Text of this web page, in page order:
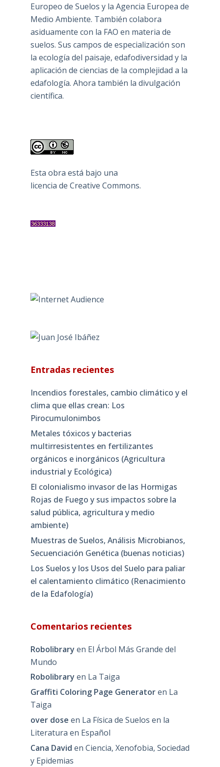
Europeo de Suelos y la Agencia Europea de
Medio Ambiente. También colabora
asiduamente con la FAO en materia de
suelos. Sus campos de especialización son
la ecología del paisaje, edafodiversidad y la
aplicación de ciencias de la complejidad a la
edafología. Ahora también la divulgación
científica.
Esta obra está bajo una
licencia de Creative Commons.
Entradas recientes
Incendios forestales, cambio climático y el
clima que ellas crean: Los
Pirocumulonimbos
Metales tóxicos y bacterias
multirresistentes en fertilizantes
orgánicos e inorgánicos (Agricultura
industrial y Ecológica)
El colonialismo invasor de las Hormigas
Rojas de Fuego y sus impactos sobre la
salud pública, agricultura y medio
ambiente)
Muestras de Suelos, Análisis Microbianos,
Secuenciación Genética (buenas noticias)
Los Suelos y los Usos del Suelo para paliar
el calentamiento climático (Renacimiento
de la Edafología)
Comentarios recientes
Robolibrary en El Árbol Más Grande del
Mundo
Robolibrary en La Taiga
Graffiti Coloring Page Generatoren La
Taiga
over dose en La Física de Suelos en la
Literatura en Español
Cana David en Ciencia, Xenofobia, Sociedad
y Epidemias